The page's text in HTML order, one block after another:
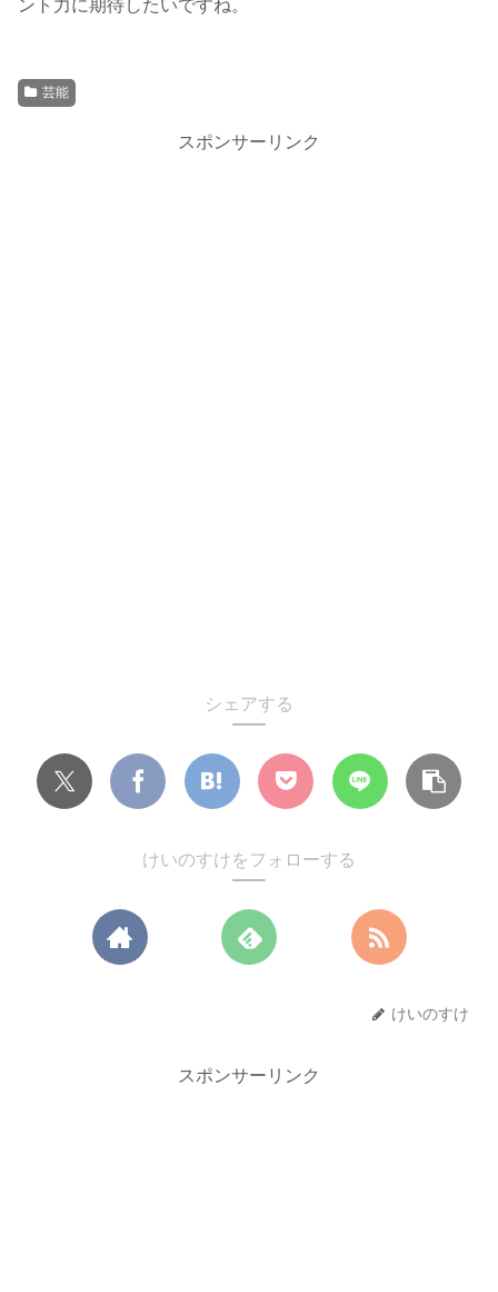
ント力に期待したいですね。
芸能
スポンサーリンク
シェアする
けいのすけをフォローする
けいのすけ
スポンサーリンク